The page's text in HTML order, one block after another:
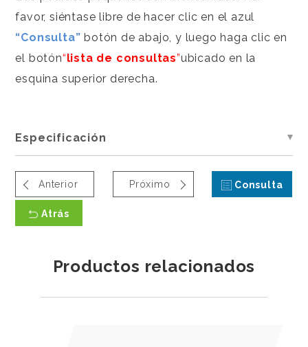
favor, siéntase libre de hacer clic en el azul
“Consulta” botón de abajo, y luego haga clic en
el botón“lista de consultas”ubicado en la
esquina superior derecha.
Especificación
Anterior Próximo Consulta
Atrás
Productos relacionados